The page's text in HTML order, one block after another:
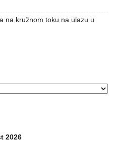
na kružnom toku na ulazu u
2026